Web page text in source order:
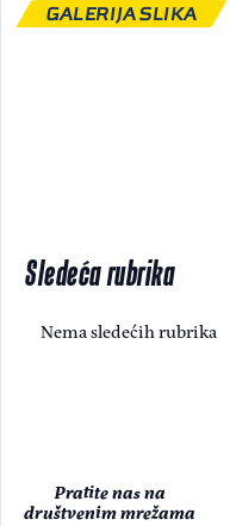
GALERIJA SLIKA
Sledeća rubrika
Nema sledećih rubrika
Pratite nas na
društvenim mrežama